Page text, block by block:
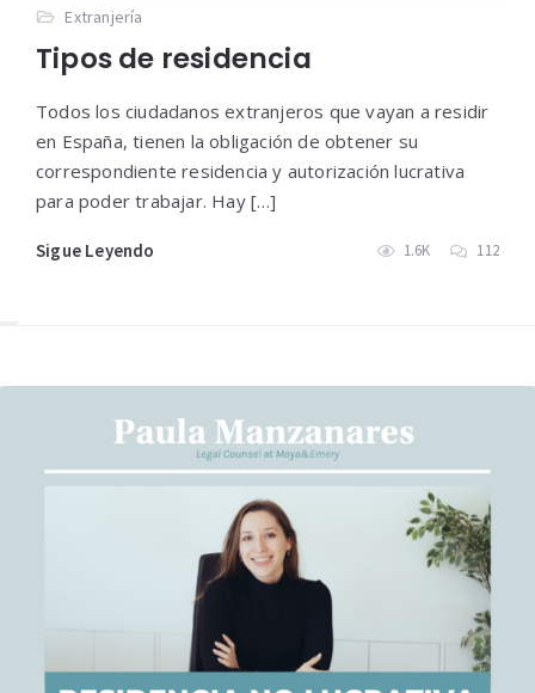
Extranjería
Tipos de residencia
Todos los ciudadanos extranjeros que vayan a residir
en España, tienen la obligación de obtener su
correspondiente residencia y autorización lucrativa
para poder trabajar. Hay […]
Sigue Leyendo 1.6K 112